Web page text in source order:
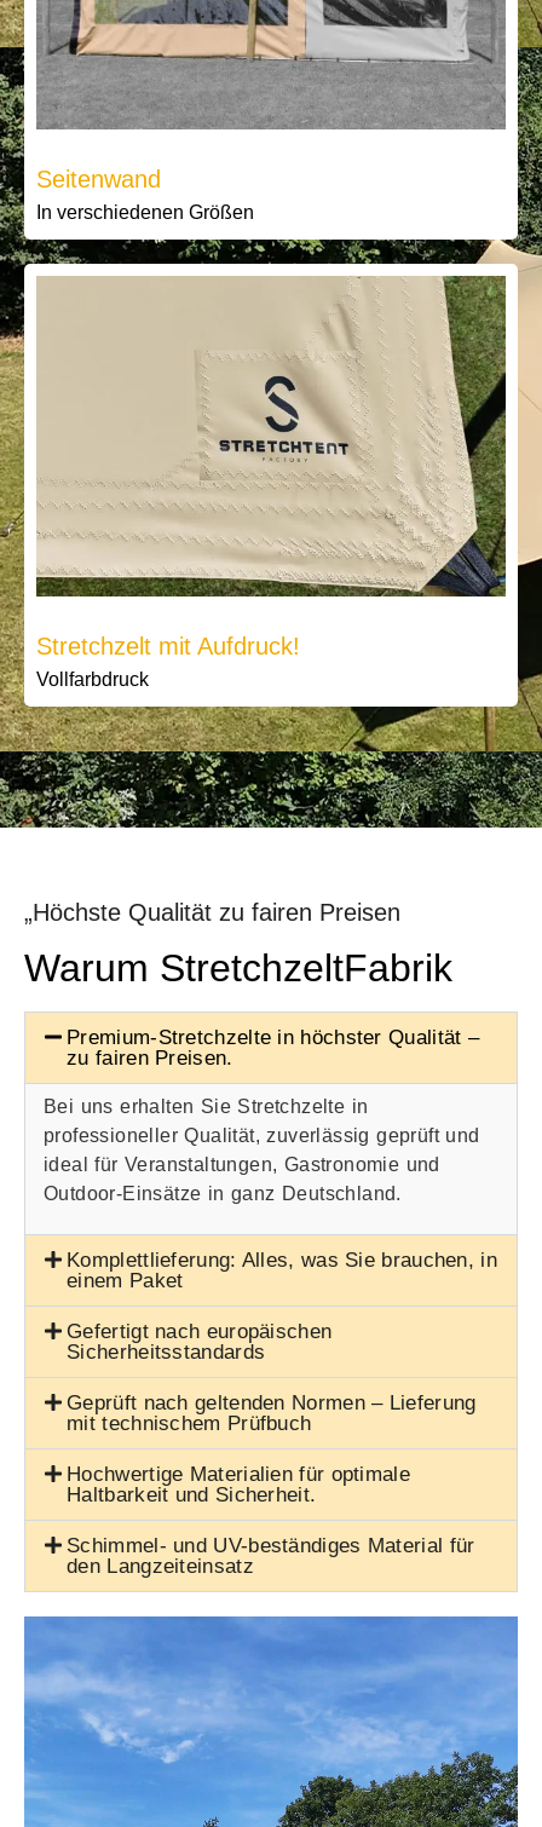
Seitenwand
In verschiedenen Größen
Stretchzelt mit Aufdruck!
Vollfarbdruck
„Höchste Qualität zu fairen Preisen
Warum StretchzeltFabrik
Premium-Stretchzelte in höchster Qualität –
zu fairen Preisen.
Bei uns erhalten Sie Stretchzelte in
professioneller Qualität, zuverlässig geprüft und
ideal für Veranstaltungen, Gastronomie und
Outdoor-Einsätze in ganz Deutschland.
Komplettlieferung: Alles, was Sie brauchen, in
einem Paket
Gefertigt nach europäischen
Sicherheitsstandards
Geprüft nach geltenden Normen – Lieferung
mit technischem Prüfbuch
Hochwertige Materialien für optimale
Haltbarkeit und Sicherheit.
Schimmel- und UV-beständiges Material für
den Langzeiteinsatz